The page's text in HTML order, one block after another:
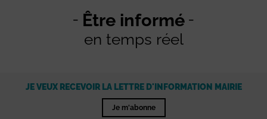
Être informé
en temps réel
JE VEUX RECEVOIR LA LETTRE D'INFORMATION MAIRIE
Je m'abonne